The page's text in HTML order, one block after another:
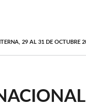
29 AL 31 DE OCTUBRE